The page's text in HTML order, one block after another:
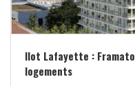
Ilot Lafayette :
logements